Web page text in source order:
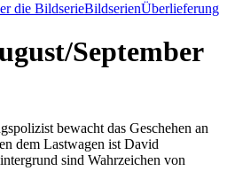
die BildserieBildserienÜberlieferung
September
bewacht das Geschehen an
dem Lastwagen ist David
sind Wahrzeichen von